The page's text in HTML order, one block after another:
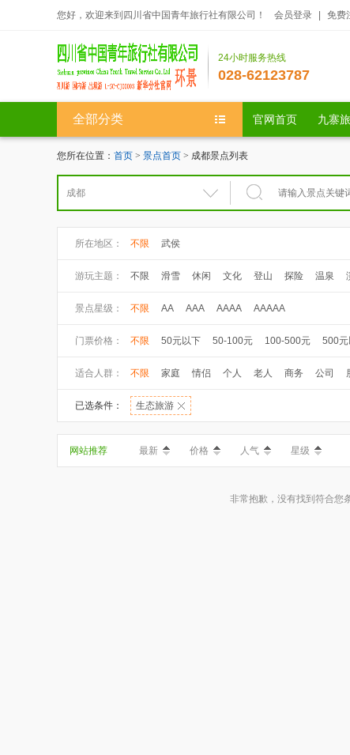
您好，欢迎来到四川省中国青年旅行社有限公司！ 会员登录 免费
24小时服务热线
028-62123787
全部分类 官网首页 九寨
您所在位置： 首页 > 景点首页 > 成都景点列表
所在地区： 不限 武侯
游玩主题： 不限 滑雪 休闲 文化 登山 探险 温泉
景点星级： 不限 AA AAA AAAA AAAAA
门票价格： 不限 50元以下 50-100元 100-500元 500元
适合人群： 不限 家庭 情侣 个人 老人 商务 公司
已选条件： 生态旅游
网站推荐 最新 价格 人气 星级
非常抱歉，没有找到符合您